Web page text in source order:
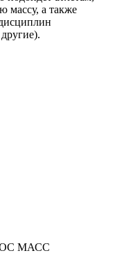
массу, а также
МАСС